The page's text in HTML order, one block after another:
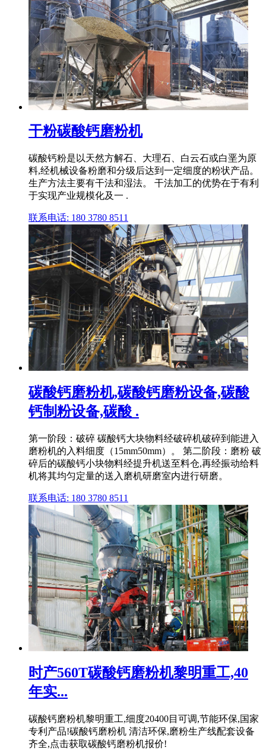
干粉碳酸钙磨粉机
碳酸钙粉是以天然方解石、大理石、白云石或白垩为原
料,经机械设备粉磨和分级后达到一定细度的粉状产品。
生产方法主要有干法和湿法。 干法加工的优势在于有利
于实现产业规模化及一 .
联系电话: 180 3780 8511
碳酸钙磨粉机,碳酸钙磨粉设备,碳酸
钙制粉设备,碳酸 .
第一阶段：破碎 碳酸钙大块物料经破碎机破碎到能进入
磨粉机的入料细度（15mm50mm）。 第二阶段：磨粉 破
碎后的碳酸钙小块物料经提升机送至料仓,再经振动给料
机将其均匀定量的送入磨机研磨室内进行研磨。
联系电话: 180 3780 8511
时产560T碳酸钙磨粉机黎明重工,40
年实...
碳酸钙磨粉机黎明重工,细度20400目可调,节能环保,国家
专利产品!碳酸钙磨粉机 清洁环保,磨粉生产线配套设备
齐全,点击获取碳酸钙磨粉机报价!